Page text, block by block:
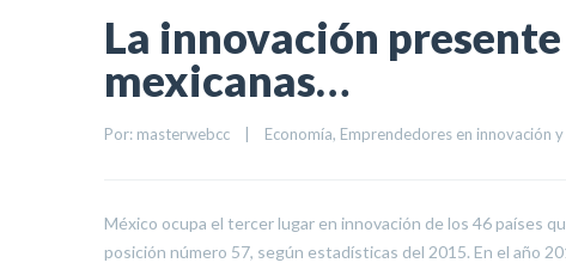
La innovación
mexicanas…
Por: masterwebcc Economía, Emprendedores en innovación
México ocupa el tercer lugar en innovación de los 46 países
posición número 57, según estadísticas del 2015. En el año